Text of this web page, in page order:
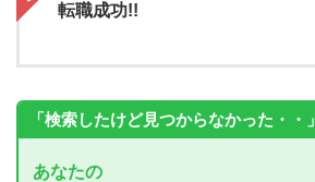
転職成功!!
「検索したけど見つからなかった・・」
あなたの